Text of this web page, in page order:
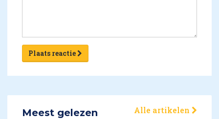
Plaats reactie
Meest gelezen Alle artikelen